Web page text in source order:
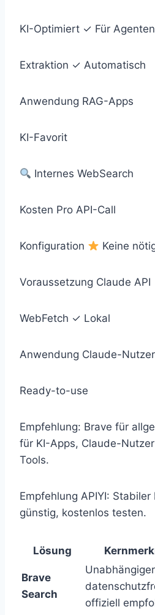
KI-Optimiert ✓ Für Agenten
Extraktion ✓ Automatisch
Anwendung RAG-Apps
KI-Favorit
Internes WebSearch
Kosten Pro API-Call
Konfiguration Keine
Voraussetzung Claude API
WebFetch ✓ Lokal
Anwendung Claude-Nutzer
Ready-to-use
Empfehlung: Brave für
für KI-Apps, Claude-
Tools.
Empfehlung APIYI:
günstig, kostenlos testen.
Lösung
Brave
Search
offiziell